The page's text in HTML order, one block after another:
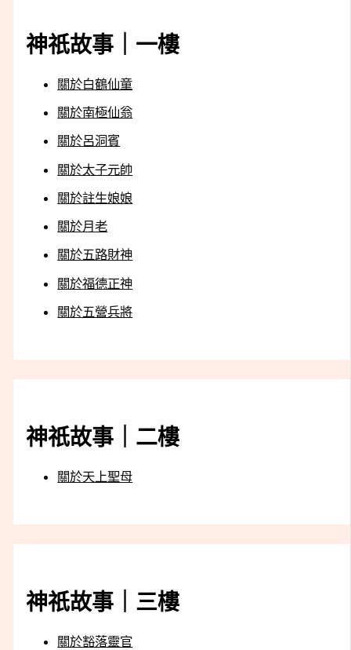
神祇故事｜一樓
關於白鶴仙童
關於南極仙翁
關於呂洞賓
關於太子元帥
關於註生娘娘
關於月老
關於五路財神
關於福德正神
關於五營兵將
神祇故事｜二樓
關於天上聖母
神祇故事｜三樓
關於豁落靈官